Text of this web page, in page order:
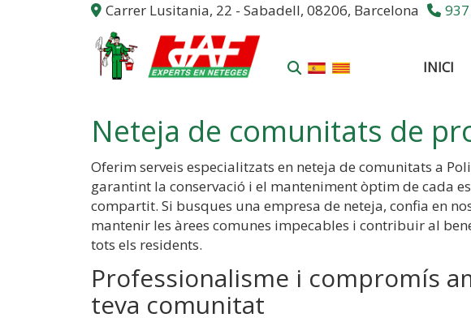
Carrer Lusitania, 22 - Sabadell, 08206, Barcelona
INICI
Neteja de comunitats de
Oferim serveis especialitzats en neteja de comunitats a
garantint la conservació i el manteniment òptim de cada
compartit. Si busques una empresa de neteja, confia en
mantenir les àrees comunes impecables i contribuir al
tots els residents.
Professionalisme i compromís
teva comunitat